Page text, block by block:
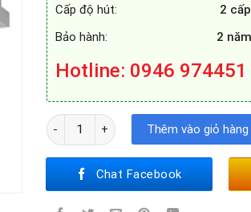
Cấp độ hút: 2 cấp
Bảo hành:
2 năm
Hotline: 0946 974451
MÁY HÚT MÙI SMARAGD SHINNING số
Thêm vào giỏ hàng
Chat Facebook